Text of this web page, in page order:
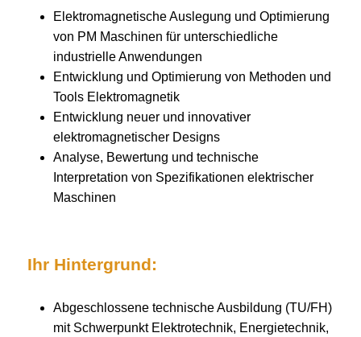
Elektromagnetische Auslegung und Optimierung
von PM Maschinen für unterschiedliche
industrielle Anwendungen
Entwicklung und Optimierung von Methoden und
Tools Elektromagnetik
Entwicklung neuer und innovativer
elektromagnetischer Designs
Analyse, Bewertung und technische
Interpretation von Spezifikationen elektrischer
Maschinen
Ihr Hintergrund:
Abgeschlossene technische Ausbildung (TU/FH)
mit Schwerpunkt Elektrotechnik, Energietechnik,